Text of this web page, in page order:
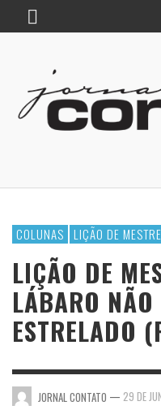
COLUNAS LIÇÃO DE MESTRE
LIÇÃO DE
LÁBARO NÃO
ESTRELADO
JORNAL CONTATO — 29 DE